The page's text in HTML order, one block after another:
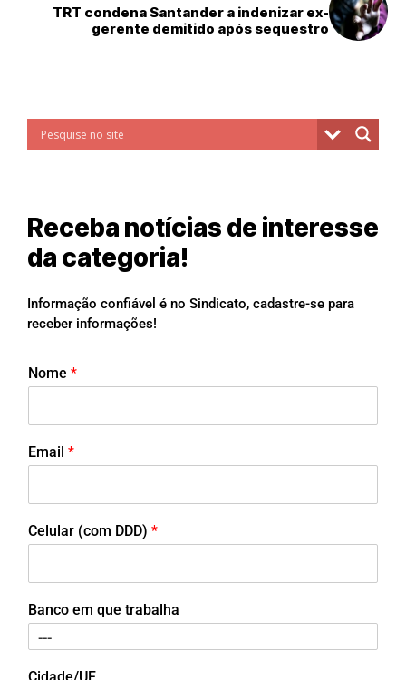
TRT condena Santander a indenizar ex-
gerente demitido após sequestro
Receba notícias de interesse
da categoria!
Informação confiável é no Sindicato, cadastre-se para
receber informações!
Nome *
Email *
Celular (com DDD) *
Banco em que trabalha